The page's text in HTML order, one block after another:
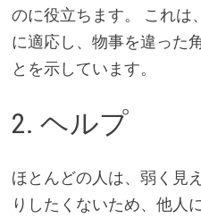
のに役立ちます。 これは
に適応し、物事を違った
とを示しています。
2. ヘルプ
ほとんどの人は、弱く見
りしたくないため、他人